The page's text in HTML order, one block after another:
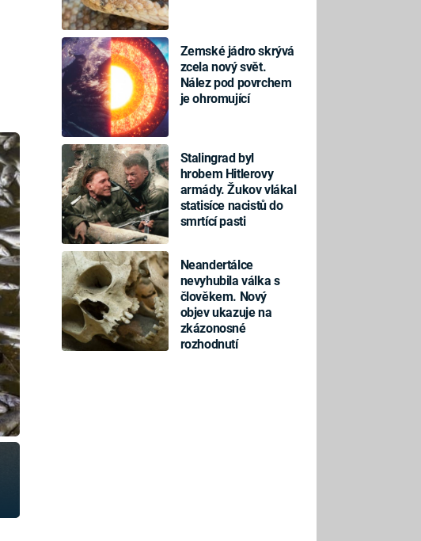
Zemské jádro skrývá
zcela nový svět.
Nález pod povrchem
je ohromující
Stalingrad byl
hrobem Hitlerovy
armády. Žukov vlákal
statisíce nacistů do
smrtící pasti
Neandertálce
nevyhubila válka s
člověkem. Nový
objev ukazuje na
zkázonosné
rozhodnutí